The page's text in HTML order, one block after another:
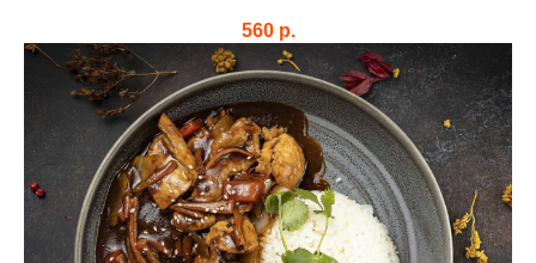
560 р.